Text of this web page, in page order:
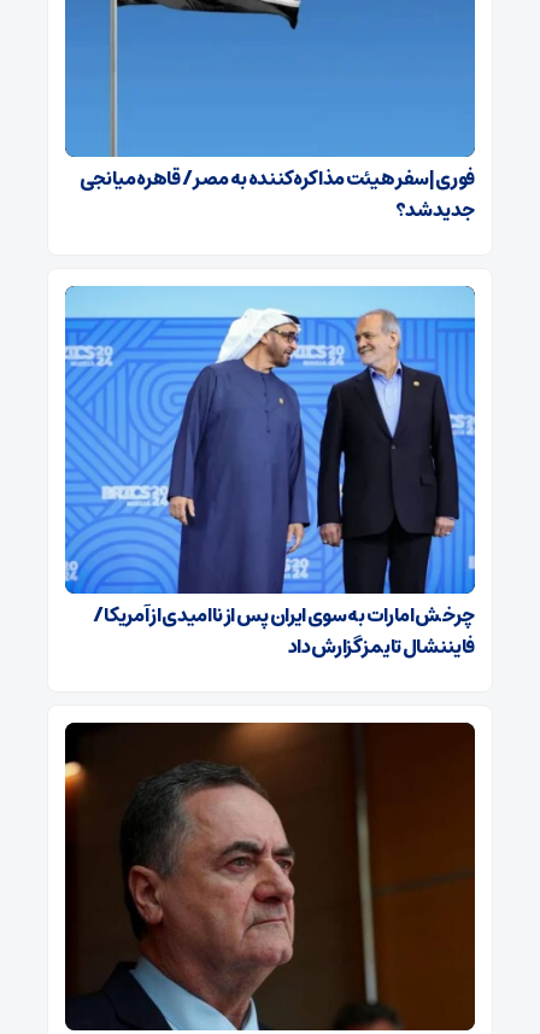
فوری | سفر هیئت مذاکره‌کننده به مصر / قاهره میانجی
جدید شد؟
چرخش امارات به سوی ایران پس از ناامیدی از آمریکا /
فایننشال تایمز گزارش داد